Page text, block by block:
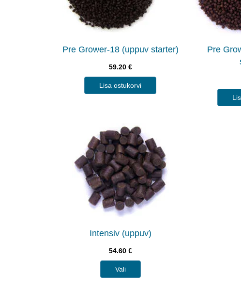
Pre Grower-18 (uppuv starter)
59.20 €
Lisa ostukorvi
Pre
Intensiv (uppuv)
54.60 €
Vali